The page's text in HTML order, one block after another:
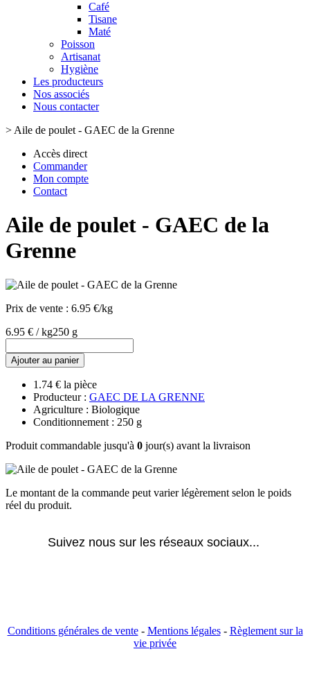
Café
Tisane
Maté
Poisson
Artisanat
Hygiène
Les producteurs
Nos associés
Nous contacter
> Aile de poulet - GAEC de la Grenne
Accès direct
Commander
Mon compte
Contact
Aile de poulet - GAEC de la
Grenne
Prix de vente : 6.95 €/kg
6.95 € / kg250 g
Ajouter au panier
1.74 € la pièce
Producteur : GAEC DE LA GRENNE
Agriculture : Biologique
Conditionnement : 250 g
Produit commandable jusqu'à 0 jour(s) avant la livraison
Le montant de la commande peut varier légèrement selon le poids
réel du produit.
Suivez nous sur les réseaux sociaux...
Conditions générales de vente- Mentions légales- Règlement sur la
vie privée